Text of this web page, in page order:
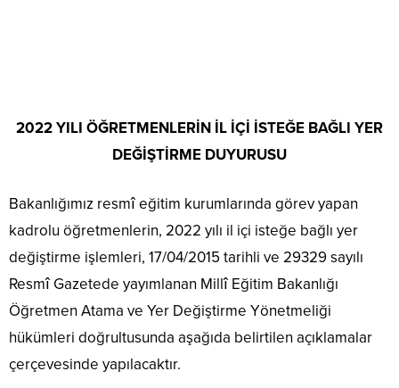
2022 YILI ÖĞRETMENLERİN İL İÇİ İSTEĞE BAĞLI YER
DEĞİŞTİRME DUYURUSU
Bakanlığımız resmî eğitim kurumlarında görev yapan
kadrolu öğretmenlerin, 2022 yılı il içi isteğe bağlı yer
değiştirme işlemleri, 17/04/2015 tarihli ve 29329 sayılı
Resmî Gazetede yayımlanan Millî Eğitim Bakanlığı
Öğretmen Atama ve Yer Değiştirme Yönetmeliği
hükümleri doğrultusunda aşağıda belirtilen açıklamalar
çerçevesinde yapılacaktır.